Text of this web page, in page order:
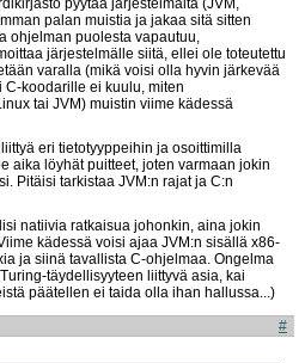
pyytää järjestelmältä (JVM,
palan muistia ja jakaa sitä sitten
ohjelman puolesta vapautuu,
järjestelmälle siitä, ellei ole toteutettu
varalla (mikä voisi olla hyvin järkevää
koodarille ei kuulu, miten
tai JVM) muistin viime kädessä
eri tietotyyppeihin ja osoittimilla
aika löyhät puitteet, joten varmaan jokin
Pitäisi tarkistaa JVM:n rajat ja C:n
natiivia ratkaisua johonkin, aina jokin
kädessä voisi ajaa JVM:n sisällä x86-
ja siinä tavallista C-ohjelmaa. Ongelma
täydellisyyteen liittyvä asia, kai
päätellen ei taida olla ihan hallussa...)
#